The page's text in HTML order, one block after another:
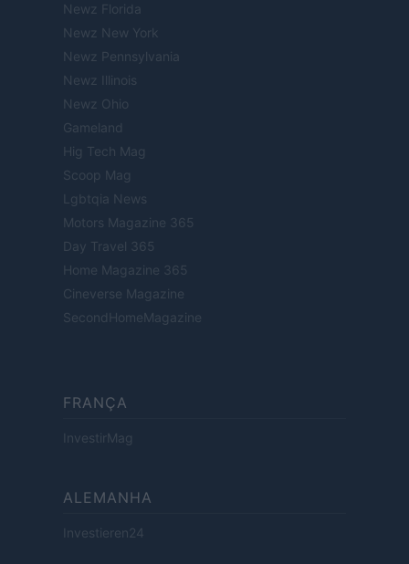
Newz Florida
Newz New York
Newz Pennsylvania
Newz Illinois
Newz Ohio
Gameland
Hig Tech Mag
Scoop Mag
Lgbtqia News
Motors Magazine 365
Day Travel 365
Home Magazine 365
Cineverse Magazine
SecondHomeMagazine
FRANÇA
InvestirMag
ALEMANHA
Investieren24